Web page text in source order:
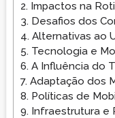
2. Impactos na
3. Desafios dos
4. Alternativas ao
5. Tecnologia e
6. A Influência do
7. Adaptação dos
8. Políticas de
9. Infraestrutura e